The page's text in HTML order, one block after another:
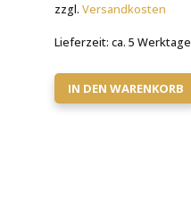
zzgl. Versandkosten
Lieferzeit: ca. 5 Werktage
IN DEN WARENKORB